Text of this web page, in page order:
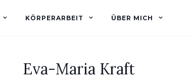
KÖRPERARBEIT ÜBER MICH
Eva-Maria Kraft